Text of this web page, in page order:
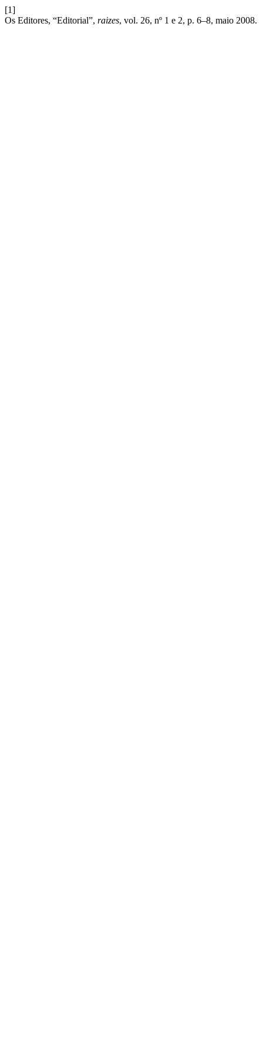
[1]
Os Editores, “Editorial”, raizes, vol. 26, nº 1 e 2, p. 6–8, maio 2008.